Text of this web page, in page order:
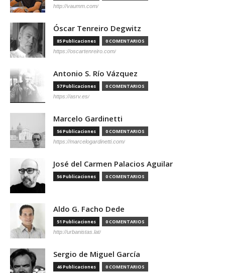
http://vaumm.com/
Óscar Tenreiro Degwitz
85 Publicaciones 0 COMENTARIOS
https://oscartenreiro.com/
Antonio S. Río Vázquez
57 Publicaciones 0 COMENTARIOS
https://asrv.es/
Marcelo Gardinetti
56 Publicaciones 0 COMENTARIOS
https://marcelogardinetti.com/
José del Carmen Palacios Aguilar
56 Publicaciones 0 COMENTARIOS
Aldo G. Facho Dede
51 Publicaciones 0 COMENTARIOS
http://urbanistas.lat/
Sergio de Miguel García
46 Publicaciones 0 COMENTARIOS